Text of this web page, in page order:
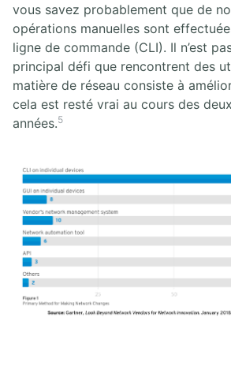
vous savez probablement que de
opérations manuelles sont
ligne de commande (CLI). Il n’est
principal défi que rencontrent des
matière de réseau consiste à
cela est resté vrai au cours des
années.5